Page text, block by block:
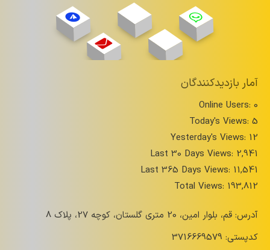
آمار بازدیدکنندگان
Online Users: 0
Today's Views: 5
Yesterday's Views: 12
Last 30 Days Views: 2,941
Last 365 Days Views: 11,541
Total Views: 193,812
آدرس: قم، بلوار امین، 20 متری گلستان، کوچه 27، پلاک 8
کدپستی: 3716669579